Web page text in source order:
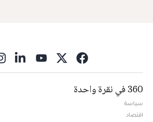
360 في نقرة واحدة
سياسة
اقتصاد